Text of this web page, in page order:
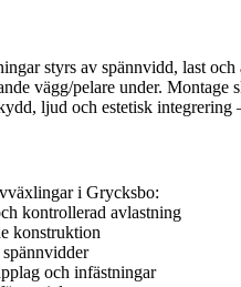
styrs av spännvidd, last
vägg/pelare under.
ljud och estetisk
i Grycksbo:
kontrollerad avlastning
konstruktion
och infästningar